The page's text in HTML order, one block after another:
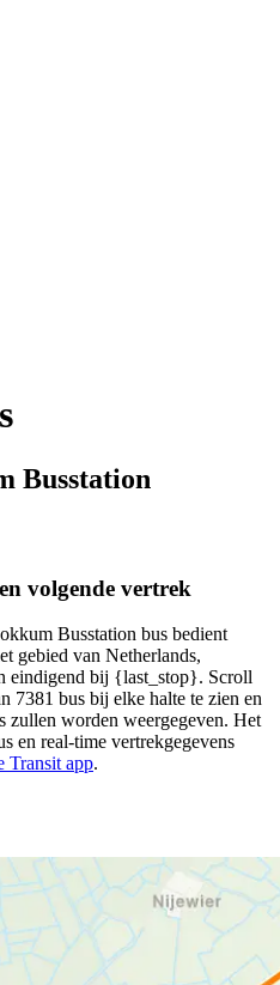
Busstation
volgende vertrek
Busstation bus bedient
gebied van Netherlands,
eindigend bij {last_stop}. Scroll
7381 bus bij elke halte te zien en
zullen worden weergegeven. Het
en real-time vertrekgegevens
Transit app.